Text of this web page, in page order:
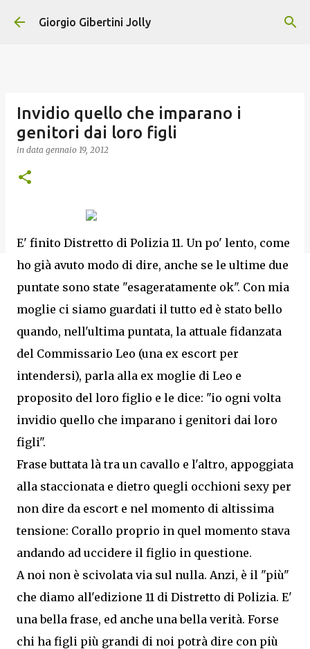
Passa ai contenuti principali
Giorgio Gibertini Jolly
Invidio quello che imparano i
genitori dai loro figli
in data gennaio 19, 2012
E' finito Distretto di Polizia 11. Un po' lento, come
ho già avuto modo di dire, anche se le ultime due
puntate sono state "esageratamente ok". Con mia
moglie ci siamo guardati il tutto ed è stato bello
quando, nell'ultima puntata, la attuale fidanzata
del Commissario Leo (una ex escort per
intendersi), parla alla ex moglie di Leo e
proposito del loro figlio e le dice: "io ogni volta
invidio quello che imparano i genitori dai loro
figli".
Frase buttata là tra un cavallo e l'altro, appoggiata
alla staccionata e dietro quegli occhioni sexy per
non dire da escort e nel momento di altissima
tensione: Corallo proprio in quel momento stava
andando ad uccidere il figlio in questione.
A noi non è scivolata via sul nulla. Anzi, è il "più"
che diamo all'edizione 11 di Distretto di Polizia. E'
una bella frase, ed anche una bella verità. Forse
chi ha figli più grandi di noi potrà dire con più